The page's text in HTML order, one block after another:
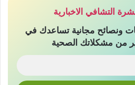
التشافي الاخبارية
ونصائح مجانية تساعدك في
من مشكلاتك الصحية